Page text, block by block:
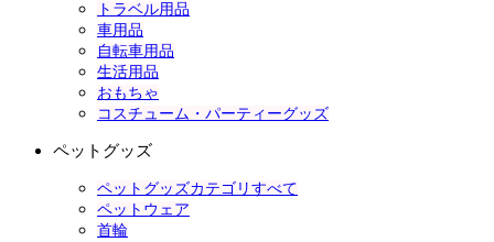
トラベル用品
車用品
自転車用品
生活用品
おもちゃ
コスチューム・パーティーグッズ
ペットグッズ
ペットグッズカテゴリすべて
ペットウェア
首輪